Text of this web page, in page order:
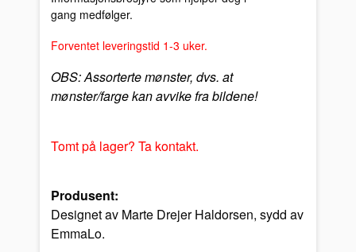
gang medfølger.
Forventet leveringstid 1-3 uker.
OBS: Assorterte mønster, dvs. at
mønster/farge kan avvike fra bildene!
Tomt på lager? Ta kontakt.
Produsent:
Designet av Marte Drejer Haldorsen, sydd av
EmmaLo.